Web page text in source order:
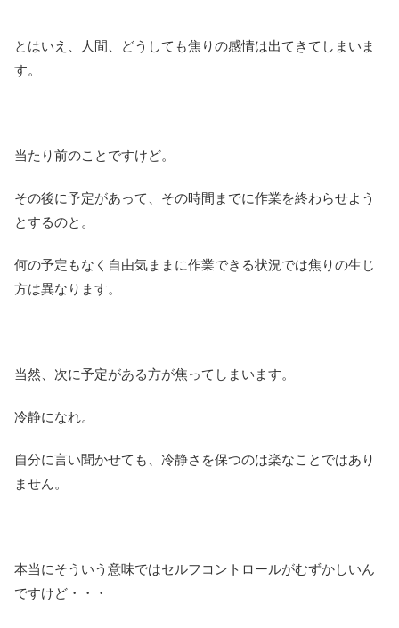
とはいえ、人間、どうしても焦りの感情は出てきてしまいま
す。
当たり前のことですけど。
その後に予定があって、その時間までに作業を終わらせよう
とするのと。
何の予定もなく自由気ままに作業できる状況では焦りの生じ
方は異なります。
当然、次に予定がある方が焦ってしまいます。
冷静になれ。
自分に言い聞かせても、冷静さを保つのは楽なことではあり
ません。
本当にそういう意味ではセルフコントロールがむずかしいん
ですけど・・・